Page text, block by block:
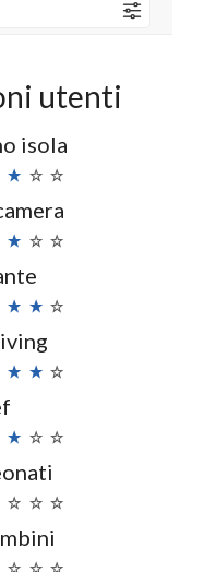
utenti
isola